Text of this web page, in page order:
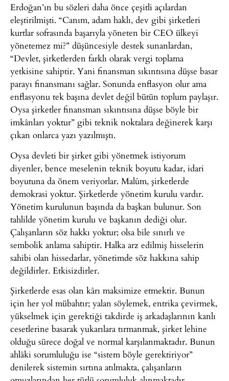
Erdoğan’ın bu sözleri daha önce çeşitli açılardan
eleştirilmişti. “Canım, adam haklı, dev gibi şirketleri
kurtlar sofrasında başarıyla yöneten bir CEO ülkeyi
yönetemez mi?” düşüncesiyle destek sunanlardan,
“Devlet, şirketlerden farklı olarak vergi toplama
yetkisine sahiptir. Yani finansman sıkıntısına düşse basar
parayı finansmanı sağlar. Sonunda enflasyon olur ama
enflasyonu tek başına devlet değil bütün toplum paylaşır.
Oysa şirketler finansman sıkıntısına düşse böyle bir
imkânları yoktur” gibi teknik noktalara değinerek karşı
çıkan onlarca yazı yazılmıştı.
Oysa devleti bir şirket gibi yönetmek istiyorum
diyenler, bence meselenin teknik boyutu kadar, idari
boyutuna da önem veriyorlar. Malûm, şirketlerde
demokrasi yoktur. Şirketlerde yönetim kurulu vardır.
Yönetim kurulunun başında da başkan bulunur. Son
tahlilde yönetim kurulu ve başkanın dediği olur.
Çalışanların söz hakkı yoktur; olsa bile sınırlı ve
sembolik anlama sahiptir. Halka arz edilmiş hisselerin
sahibi olan hissedarlar, yönetimde söz hakkına sahip
değildirler. Etkisizdirler.
Şirketlerde esas olan kârı maksimize etmektir. Bunun
için her yol mübahtır; yalan söylemek, entrika çevirmek,
yükselmek için gerektiği takdirde iş arkadaşlarının kanlı
cesetlerine basarak yukarılara tırmanmak, şirket lehine
olduğu sürece doğal ve normal karşılanmaktadır. Bunun
ahlâki sorumluluğu ise “sistem böyle gerektiriyor”
denilerek sistemin sırtına atılmakta, çalışanların